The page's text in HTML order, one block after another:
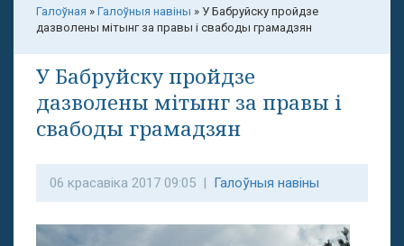
Галоўная » Галоўныя навіны » У Бабруйску пройдзе
дазволены мітынг за правы і свабоды грамадзян
У Бабруйску пройдзе
дазволены мітынг за правы і
свабоды грамадзян
06 красавіка 2017 09:05 | Галоўныя навіны